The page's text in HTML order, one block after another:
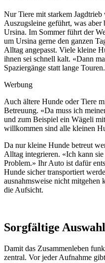
Nur Tiere mit starkem Jagdtrieb
Auszugsleine geführt, was
Ursina. Im Sommer führt der
um Ursina gerne den ganzen
Alltag angepasst. Viele kleine
ihnen sei schnell kalt. «Dann
Spaziergänge statt lange
Werbung
Auch ältere Hunde oder Tiere
Betreuung. «Da muss ich
und zum Beispiel ein Wägeli
willkommen sind alle kleinen
Da nur kleine Hunde betreut
Alltag integrieren. «Ich kann
Problem.» Ihr Auto ist dafür
Hunde sicher transportiert
ausnahmsweise nicht mitgehen
die Aufsicht.
Sorgfältige
Damit das Zusammenleben
zentral. Vor jeder Aufnahme